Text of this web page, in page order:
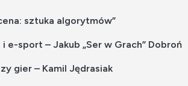
sztuka algorytmów”
sport – Jakub „Ser w Grach” Dobroń
gier – Kamil Jędrasiak